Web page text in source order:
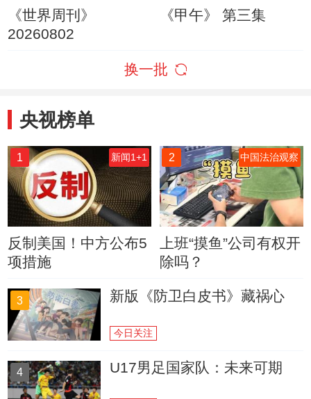
《世界周刊》
20260802
《甲午》 第三集
换一批
央视榜单
1 新闻1+1
反制美国！中方公布5
项措施
2 中国法治观察
上班“摸鱼”公司有权开
除吗？
3 新版《防卫白皮书》藏祸心
今日关注
4 U17男足国家队：未来可期